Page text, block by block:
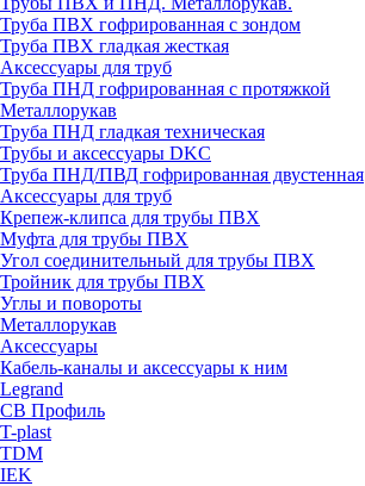
Труба ПВХ гофрированная с зондом
Труба ПВХ гладкая жесткая
Аксессуары для труб
Труба ПНД гофрированная с протяжкой
Металлорукав
Труба ПНД гладкая техническая
Трубы и аксессуары DKC
Труба ПНД/ПВД гофрированная двустенная
Аксессуары для труб
Крепеж-клипса для трубы ПВХ
Муфта для трубы ПВХ
Угол соединительный для трубы ПВХ
Тройник для трубы ПВХ
Углы и повороты
Металлорукав
Аксессуары
Кабель-каналы и аксессуары к ним
Legrand
СВ Профиль
T-plast
TDM
IEK